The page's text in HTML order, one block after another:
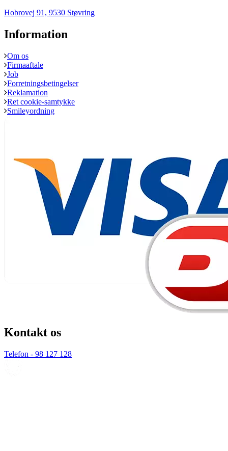
Hobrovej 91, 9530 Støvring
Information
Om os
Firmaaftale
Job
Forretningsbetingelser
Reklamation
Ret cookie-samtykke
Smileyordning
Kontakt os
Telefon - 98 127 128